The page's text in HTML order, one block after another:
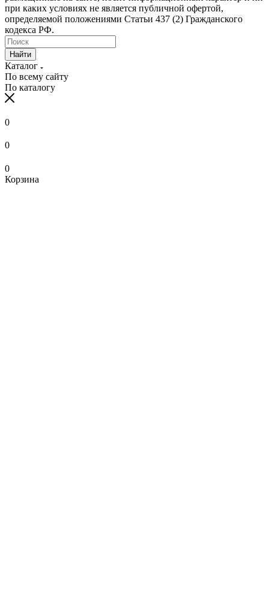
при каких условиях не является публичной офертой,
определяемой положениями Статьи 437 (2) Гражданского
кодекса РФ.
Найти
Каталог
По всему сайту
По каталогу
0
0
0
Корзина